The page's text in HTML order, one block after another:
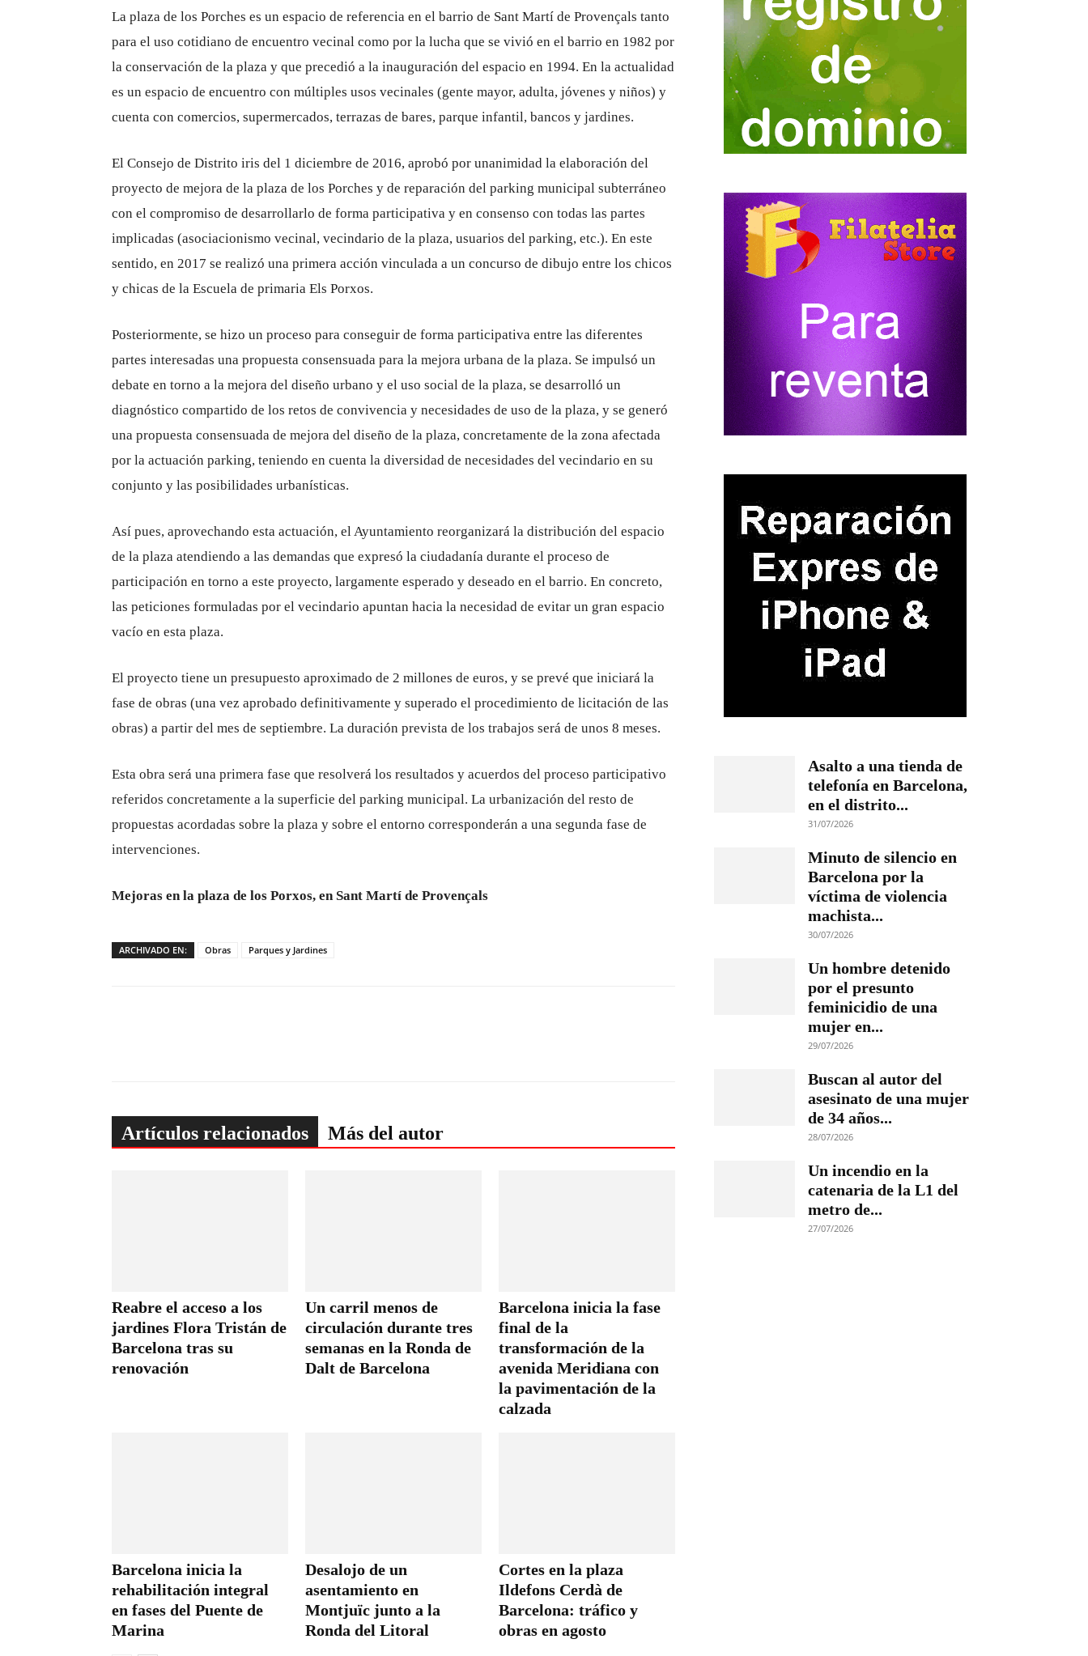
La plaza de los Porches es un espacio de referencia en el barrio de Sant Martí de Provençals tanto
para el uso cotidiano de encuentro vecinal como por la lucha que se vivió en el barrio en 1982 por
la conservación de la plaza y que precedió a la inauguración del espacio en 1994. En la actualidad
es un espacio de encuentro con múltiples usos vecinales (gente mayor, adulta, jóvenes y niños) y
cuenta con comercios, supermercados, terrazas de bares, parque infantil, bancos y jardines.
El Consejo de Distrito iris del 1 diciembre de 2016, aprobó por unanimidad la elaboración del
proyecto de mejora de la plaza de los Porches y de reparación del parking municipal subterráneo
con el compromiso de desarrollarlo de forma participativa y en consenso con todas las partes
implicadas (asociacionismo vecinal, vecindario de la plaza, usuarios del parking, etc.). En este
sentido, en 2017 se realizó una primera acción vinculada a un concurso de dibujo entre los chicos
y chicas de la Escuela de primaria Els Porxos.
Posteriormente, se hizo un proceso para conseguir de forma participativa entre las diferentes
partes interesadas una propuesta consensuada para la mejora urbana de la plaza. Se impulsó un
debate en torno a la mejora del diseño urbano y el uso social de la plaza, se desarrolló un
diagnóstico compartido de los retos de convivencia y necesidades de uso de la plaza, y se generó
una propuesta consensuada de mejora del diseño de la plaza, concretamente de la zona afectada
por la actuación parking, teniendo en cuenta la diversidad de necesidades del vecindario en su
conjunto y las posibilidades urbanísticas.
Así pues, aprovechando esta actuación, el Ayuntamiento reorganizará la distribución del espacio
de la plaza atendiendo a las demandas que expresó la ciudadanía durante el proceso de
participación en torno a este proyecto, largamente esperado y deseado en el barrio. En concreto,
las peticiones formuladas por el vecindario apuntan hacia la necesidad de evitar un gran espacio
vacío en esta plaza.
El proyecto tiene un presupuesto aproximado de 2 millones de euros, y se prevé que iniciará la
fase de obras (una vez aprobado definitivamente y superado el procedimiento de licitación de las
obras) a partir del mes de septiembre. La duración prevista de los trabajos será de unos 8 meses.
Esta obra será una primera fase que resolverá los resultados y acuerdos del proceso participativo
referidos concretamente a la superficie del parking municipal. La urbanización del resto de
propuestas acordadas sobre la plaza y sobre el entorno corresponderán a una segunda fase de
intervenciones.
Mejoras en la plaza de los Porxos, en Sant Martí de Provençals
ARCHIVADO EN: Obras Parques y Jardines
Artículos relacionados Más del autor
Reabre el acceso a los
jardines Flora Tristán de
Barcelona tras su
renovación
Un carril menos de
circulación durante tres
semanas en la Ronda de
Dalt de Barcelona
Barcelona inicia la fase
final de la
transformación de la
avenida Meridiana con
la pavimentación de la
calzada
Barcelona inicia la
rehabilitación integral
en fases del Puente de
Marina
Desalojo de un
asentamiento en
Montjuïc junto a la
Ronda del Litoral
Cortes en la plaza
Ildefons Cerdà de
Barcelona: tráfico y
obras en agosto
Asalto a una tienda de
telefonía en Barcelona,
en el distrito...
31/07/2026
Minuto de silencio en
Barcelona por la
víctima de violencia
machista...
30/07/2026
Un hombre detenido
por el presunto
feminicidio de una
mujer en...
29/07/2026
Buscan al autor del
asesinato de una mujer
de 34 años...
28/07/2026
Un incendio en la
catenaria de la L1 del
metro de...
27/07/2026